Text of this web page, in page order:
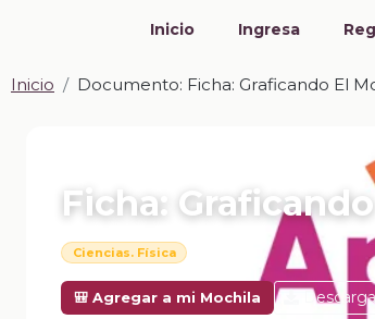
Inicio Ingresa
Inicio Documento: Ficha: Graficando El
Ficha:
Ciencias. Física
🎒 Agregar a mi Mochila